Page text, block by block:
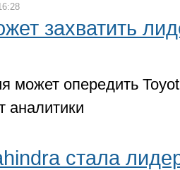
захватить
может опередить
аналитики
стала